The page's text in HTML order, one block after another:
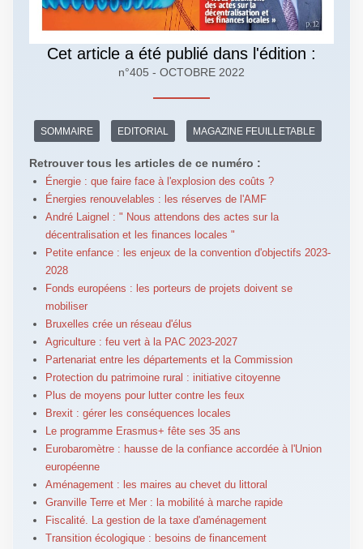
Cet article a été publié dans l'édition :
n°405 - OCTOBRE 2022
SOMMAIRE EDITORIAL MAGAZINE FEUILLETABLE
Retrouver tous les articles de ce numéro :
Énergie : que faire face à l'explosion des coûts ?
Énergies renouvelables : les réserves de l'AMF
André Laignel : " Nous attendons des actes sur la
décentralisation et les finances locales "
Petite enfance : les enjeux de la convention d'objectifs 2023-
2028
Fonds européens : les porteurs de projets doivent se
mobiliser
Bruxelles crée un réseau d'élus
Agriculture : feu vert à la PAC 2023-2027
Partenariat entre les départements et la Commission
Protection du patrimoine rural : initiative citoyenne
Plus de moyens pour lutter contre les feux
Brexit : gérer les conséquences locales
Le programme Erasmus+ fête ses 35 ans
Eurobaromètre : hausse de la confiance accordée à l'Union
européenne
Aménagement : les maires au chevet du littoral
Granville Terre et Mer : la mobilité à marche rapide
Fiscalité. La gestion de la taxe d'aménagement
Transition écologique : besoins de financement